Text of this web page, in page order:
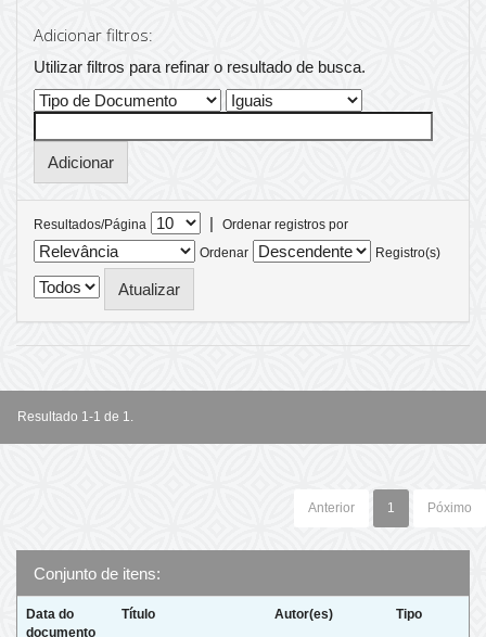
Adicionar filtros:
Utilizar filtros para refinar o resultado de busca.
Resultados/Página |
Ordenar registros por
Ordenar
Registro(s)
Resultado 1-1 de 1.
Anterior 1 Póximo
Conjunto de itens:
Data do
documento
Título Autor(es) Tipo